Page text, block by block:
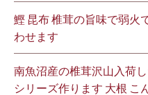
鰹 昆布 椎茸の旨味で弱火
わせます
南魚沼産の椎茸沢山入荷
シリーズ作ります 大根 こ